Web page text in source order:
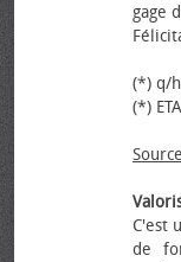
gage
(*) q/
(*)
Source
C'est
de